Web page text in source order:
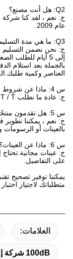
Q2: هل أنت مصنع؟
عام 2009.
Q3: ما هي مدة التسليم؟
بالجملة بعد استلام
العناصر وكمية
س 4: ماذا عن شروط الدفع؟
ج: عادة ما نطلب T / T مقدما.نقبل أيضًا طرق الدفع الأخرى.
س 5: هل تقدمون منتجًا مخصصًا؟
ج: نعم ، يمكننا تطوير
بالعينات أو الرسومات
س 6: ماذا عن العينات؟
ج: عينات
على التفاصيل.
متطلباتك لاجتياز
العلامات:
100dB شركة إمي Filter 10A